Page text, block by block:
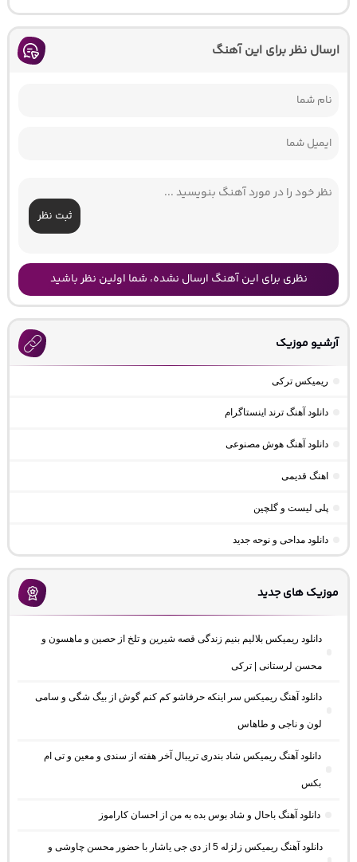
ارسال نظر برای این آهنگ
ثبت نظر
نظری برای این آهنگ ارسال نشده، شما اولین نظر باشید
آرشیو موزیک
ریمیکس ترکی
دانلود آهنگ ترند اینستاگرام
دانلود آهنگ هوش مصنوعی
اهنگ قدیمی
پلی لیست و گلچین
دانلود مداحی و نوحه جدید
موزیک های جدید
دانلود ریمیکس بلالیم بنیم زندگی قصه شیرین و تلخ از حصین و ماهسون و
محسن لرستانی | ترکی
دانلود آهنگ ریمیکس سر اینکه حرفاشو کم کنم گوش از بیگ شگی و سامی
لون و ناجی و طاهاس
دانلود آهنگ ریمیکس شاد بندری تریبال آخر هفته از سندی و معین و تی ام
بکس
دانلود آهنگ باحال و شاد بوس بده به من از احسان کاراموز
دانلود آهنگ ریمیکس زلزله 5 از دی جی یاشار با حضور محسن چاوشی و